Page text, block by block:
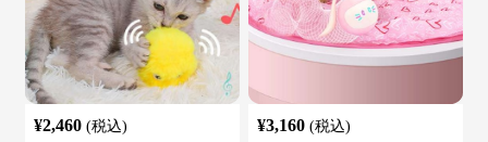
¥2,460 (税込) ¥3,160 (税込)